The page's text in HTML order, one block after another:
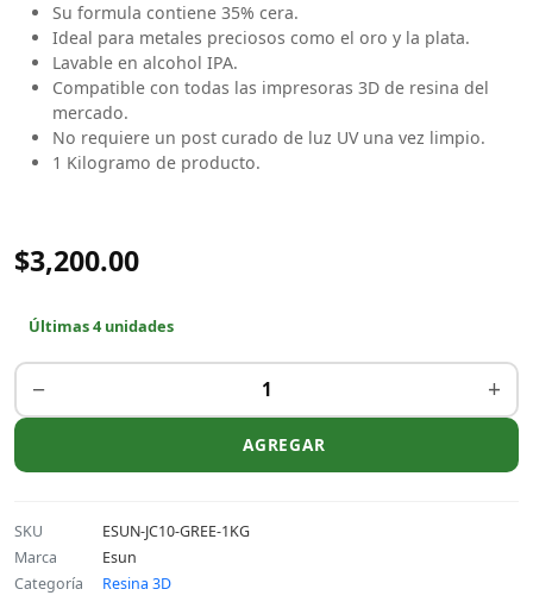
Su formula contiene 35% cera.
Ideal para metales preciosos como el oro y la plata.
Lavable en alcohol IPA.
Compatible con todas las impresoras 3D de resina del
mercado.
No requiere un post curado de luz UV una vez limpio.
1 Kilogramo de producto.
$3,200.00
Últimas 4 unidades
− +
AGREGAR
SKU
ESUN-JC10-GREE-1KG
Marca
Esun
Categoría
Resina 3D